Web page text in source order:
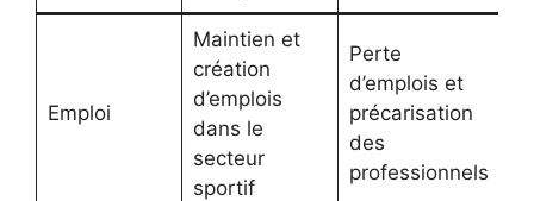
Emploi
Maintien et
création
d’emplois
dans le
secteur
sportif
Perte
d’emplois et
précarisation
des
professionnels